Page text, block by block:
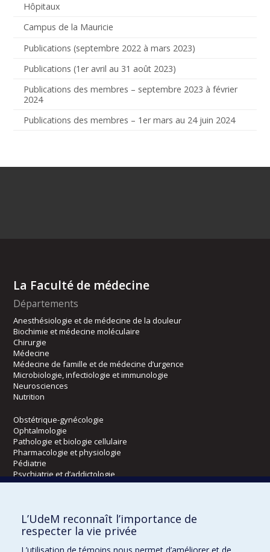
Hôpitaux
Campus de la Mauricie
Publications (septembre 2022 à mars 2023)
Publications (1er avril au 31 août 2023)
Publications des membres – septembre 2023 à février
2024
Publications des membres – 1er mars au 24 juin 2024
La Faculté de médecine
Départements
Anesthésiologie et de médecine de la douleur
Biochimie et médecine moléculaire
Chirurgie
Médecine
Médecine de famille et de médecine d’urgence
Microbiologie, infectiologie et immunologie
Neurosciences
Nutrition
Obstétrique-gynécologie
Ophtalmologie
Pathologie et biologie cellulaire
Pharmacologie et physiologie
Pédiatrie
Psychiatrie et d’addictologie
Radiologie, radio-oncologie et médecine nucléaire
Écoles
L’UdeM reconnaît l’importance de
respecter la vie privée
L’utilisation de témoins nous permet d’améliorer et de